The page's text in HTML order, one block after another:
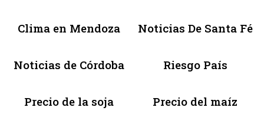
Clima en Mendoza Noticias De Santa Fé
Noticias de Córdoba Riesgo País
Precio de la soja Precio del maíz